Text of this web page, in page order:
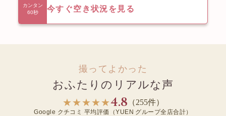
カンタン
60秒
今すぐ空き状況を見る
撮ってよかった
おふたりのリアルな声
★★★★★4.8 （255件）
Google クチコミ 平均評価（YUEN グループ全店合計）